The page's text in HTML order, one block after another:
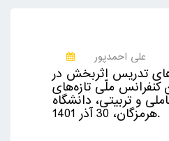
علی احمدپور
تدریس اثربخش در
کنفرانس ملّی تازه‌های
و تربیتی، دانشگاه
هرمزگان، 30 آذر 1401.